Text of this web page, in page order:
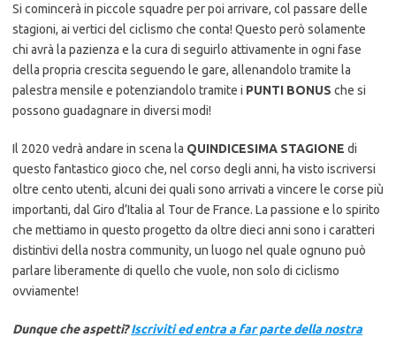
Si comincerà in piccole squadre per poi arrivare, col passare delle
stagioni, ai vertici del ciclismo che conta! Questo però solamente
chi avrà la pazienza e la cura di seguirlo attivamente in ogni fase
della propria crescita seguendo le gare, allenandolo tramite la
palestra mensile e potenziandolo tramite i PUNTI BONUS che si
possono guadagnare in diversi modi!
Il 2020 vedrà andare in scena la QUINDICESIMA STAGIONE di
questo fantastico gioco che, nel corso degli anni, ha visto iscriversi
oltre cento utenti, alcuni dei quali sono arrivati a vincere le corse più
importanti, dal Giro d’Italia al Tour de France. La passione e lo spirito
che mettiamo in questo progetto da oltre dieci anni sono i caratteri
distintivi della nostra community, un luogo nel quale ognuno può
parlare liberamente di quello che vuole, non solo di ciclismo
ovviamente!
Dunque che aspetti?Iscriviti ed entra a far parte della nostra